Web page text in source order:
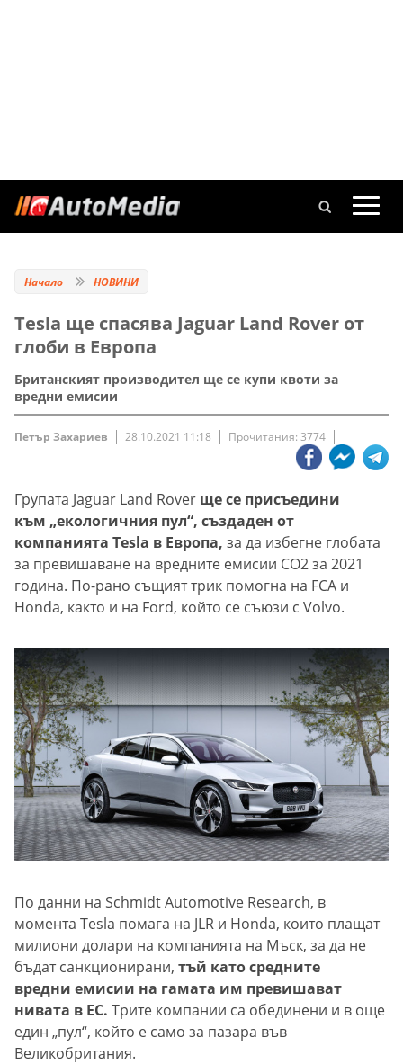
Начало НОВИНИ
Tesla ще спасява Jaguar Land Rover от
глоби в Европа
Британският производител ще се купи квоти за
вредни емисии
Петър Захариев 28.10.2021 11:18 Прочитания: 3774
Групата Jaguar Land Rover ще се присъедини
към „екологичния пул“, създаден от
компанията Tesla в Европа, за да избегне глобата
за превишаване на вредните емисии СО2 за 2021
година. По-рано същият трик помогна на FCA и
Honda, както и на Ford, който се съюзи с Volvo.
По данни на Schmidt Automotive Research, в
момента Tesla помага на JLR и Honda, които плащат
милиони долари на компанията на Мъск, за да не
бъдат санкционирани, тъй като средните
вредни емисии на гамата им превишават
нивата в ЕС. Трите компании са обединени и в още
един „пул“, който е само за пазара във
Великобритания.